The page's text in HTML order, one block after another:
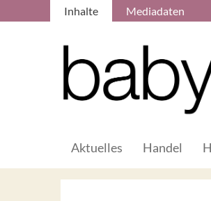
Inhalte Mediadaten
Aktuelles Handel